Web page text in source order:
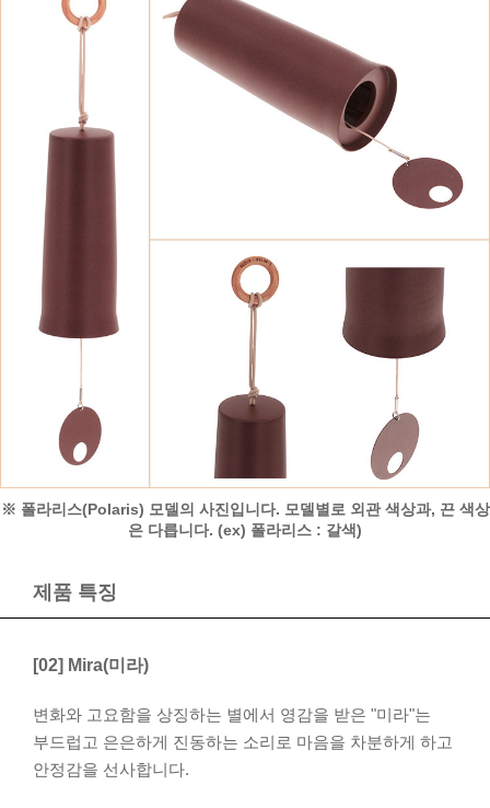
※ 폴라리스(Polaris) 모델의 사진입니다. 모델별로 외관 색상과, 끈 색상
은 다릅니다. (ex) 폴라리스 : 갈색)
제품 특징
[02] Mira(미라)
변화와 고요함을 상징하는 별에서 영감을 받은 "미라"는
부드럽고 은은하게 진동하는 소리로 마음을 차분하게 하고
안정감을 선사합니다.